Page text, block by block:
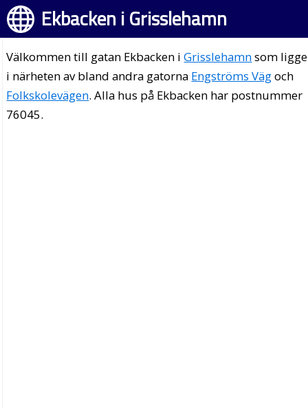
Ekbacken i Grisslehamn
Välkommen till gatan Ekbacken iGrisslehamnsom
i närheten av bland andra gatorna Engströms Vägoch
Folkskolevägen. Alla hus på Ekbacken har postnummer
76045.